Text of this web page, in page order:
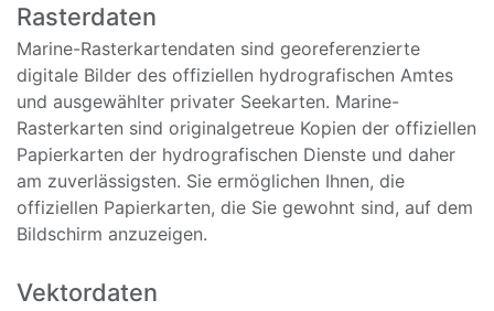
Rasterdaten
Marine-Rasterkartendaten sind georeferenzierte
digitale Bilder des offiziellen hydrografischen Amtes
und ausgewählter privater Seekarten. Marine-
Rasterkarten sind originalgetreue Kopien der offiziellen
Papierkarten der hydrografischen Dienste und daher
am zuverlässigsten. Sie ermöglichen Ihnen, die
offiziellen Papierkarten, die Sie gewohnt sind, auf dem
Bildschirm anzuzeigen.
Vektordaten